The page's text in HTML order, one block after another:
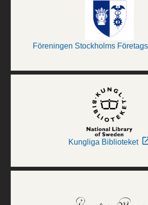
Föreningen Stockholms
Kungliga Biblioteket